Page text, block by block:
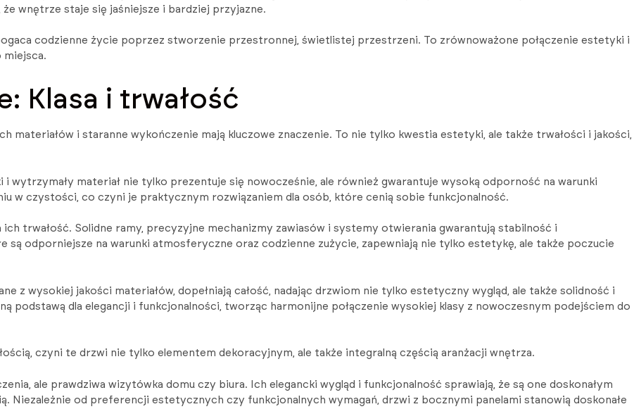
wnętrze staje się jaśniejsze i bardziej przyjazne.
codzienne życie poprzez stworzenie przestronnej, świetlistej przestrzeni. To zrównoważone połączenie estetyki i
Klasa i trwałość
materiałów i staranne wykończenie mają kluczowe znaczenie. To nie tylko kwestia estetyki, ale także trwałości i jakości,
i wytrzymały materiał nie tylko prezentuje się nowocześnie, ale również gwarantuje wysoką odporność na warunki
w czystości, co czyni je praktycznym rozwiązaniem dla osób, które cenią sobie funkcjonalność.
trwałość. Solidne ramy, precyzyjne mechanizmy zawiasów i systemy otwierania gwarantują stabilność i
odporniejsze na warunki atmosferyczne oraz codzienne zużycie, zapewniają nie tylko estetykę, ale także poczucie
z wysokiej jakości materiałów, dopełniają całość, nadając drzwiom nie tylko estetyczny wygląd, ale także solidność i
podstawą dla elegancji i funkcjonalności, tworząc harmonijne połączenie wysokiej klasy z nowoczesnym podejściem do
czyni te drzwi nie tylko elementem dekoracyjnym, ale także integralną częścią aranżacji wnętrza.
ale prawdziwa wizytówka domu czy biura. Ich elegancki wygląd i funkcjonalność sprawiają, że są one doskonałym
Niezależnie od preferencji estetycznych czy funkcjonalnych wymagań, drzwi z bocznymi panelami stanowią doskonałe